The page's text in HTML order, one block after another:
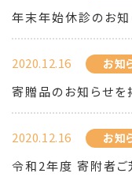
年末年始休診のお知
2020.12.16 お知
寄贈品のお知らせを
2020.12.16 お知
令和2年度 寄附者ご